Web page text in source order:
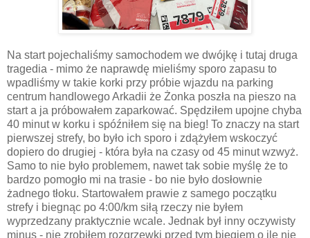
Na start pojechaliśmy samochodem we dwójkę i tutaj druga
tragedia - mimo że naprawdę mieliśmy sporo zapasu to
wpadliśmy w takie korki przy próbie wjazdu na parking
centrum handlowego Arkadii że Żonka poszła na pieszo na
start a ja próbowałem zaparkować. Spędziłem upojne chyba
40 minut w korku i spóźniłem się na bieg! To znaczy na start
pierwszej strefy, bo było ich sporo i zdążyłem wskoczyć
dopiero do drugiej - która była na czasy od 45 minut wzwyż.
Samo to nie było problemem, nawet tak sobie myślę że to
bardzo pomogło mi na trasie - bo nie było dosłownie
żadnego tłoku. Startowałem prawie z samego początku
strefy i biegnąc po 4:00/km siłą rzeczy nie byłem
wyprzedzany praktycznie wcale. Jednak był inny oczywisty
minus - nie zrobiłem rozgrzewki przed tym biegiem o ile nie